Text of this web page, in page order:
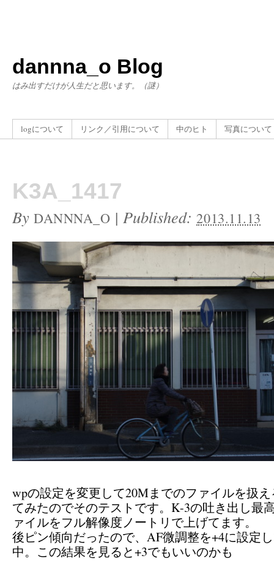
dannna_o Blog
はみ出すだけが人生だと思います。（謎）
logについて リンク／引用について 中のヒト 写真について
K3A_1417
By DANNNA_O |Published:2013.11.13
wpの設定を変更して20Mまでのファイルを扱
てみたのでそのテストです。K-3の吐き出し最
ァイルをフル解像度ノートリで上げてます。
後ピン傾向だったので、AF微調整を+4に設定
中。この結果を見ると+3でもいいのかも